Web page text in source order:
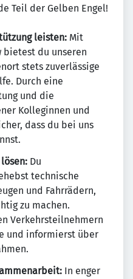
Teil der Gelben Engel!
leisten: Mit
bietest du unseren
stets zuverlässige
Durch eine
und die
Kolleginnen und
dass du bei uns
Du
technische
und Fahrrädern,
zu machen.
Verkehrsteilnehmern
und informierst über
In enger